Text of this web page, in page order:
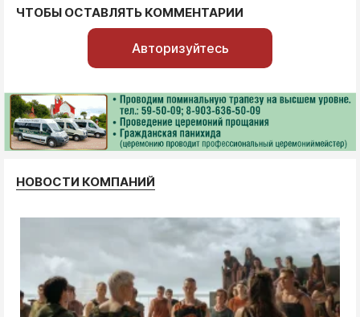
ЧТОБЫ ОСТАВЛЯТЬ КОММЕНТАРИИ
Авторизуйтесь
НОВОСТИ КОМПАНИЙ